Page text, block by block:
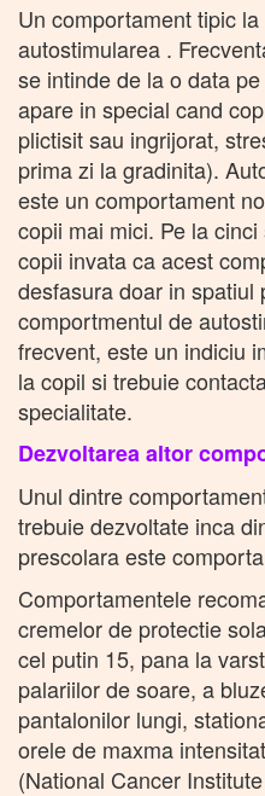
Un comportament tipic
autostimularea .
se intinde de la o data
apare in special cand
plictisit sau ingrijorat,
prima zi la gradinita).
este un comportament
copii mai mici. Pe la
copii invata ca acest
desfasura doar in spatiul
comportmentul de
frecvent, este un indiciu
la copil si trebuie
specialitate.
Dezvoltarea altor
Unul dintre
trebuie dezvoltate inca
prescolara este
Comportamentele
cremelor de protectie
cel putin 15, pana la
palariilor de soare, a
pantalonilor lungi,
orele de maxma
(National Cancer